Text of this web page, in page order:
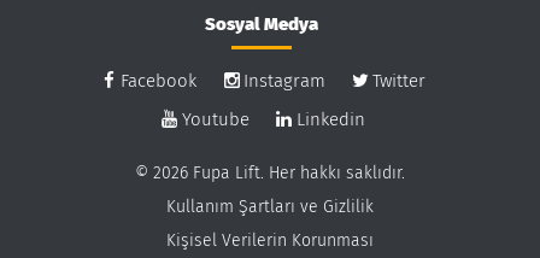
Sosyal Medya
Facebook Instagram
Twitter
Youtube
Linkedin
© 2026 Fupa Lift. Her hakkı saklıdır.
Kullanım Şartları ve Gizlilik
Kişisel Verilerin Korunması